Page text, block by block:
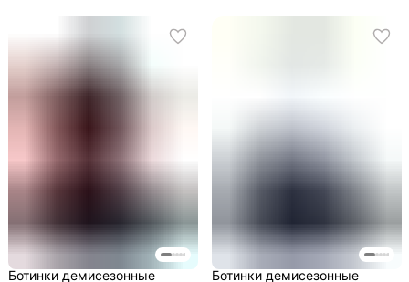
Ботинки демисезонные
Ботинки демисезонные